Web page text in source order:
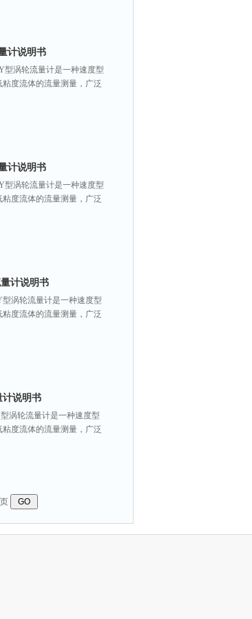
计说明书
型涡轮流量计是一种速度型
度流体的流量测量，广泛
计说明书
型涡轮流量计是一种速度型
度流体的流量测量，广泛
计说明书
涡轮流量计是一种速度型
度流体的流量测量，广泛
计说明书
涡轮流量计是一种速度型
度流体的流量测量，广泛
页